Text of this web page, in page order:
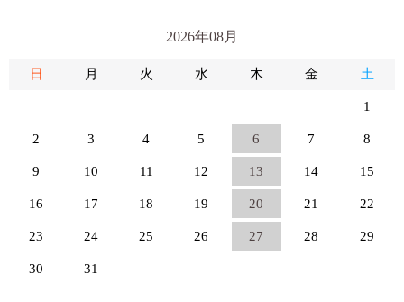
2026年08月
日 月 火 水 木 金 土
1
2 3 4 5 6 7 8
9 10 11 12 13 14 15
16 17 18 19 20 21 22
23 24 25 26 27 28 29
30 31